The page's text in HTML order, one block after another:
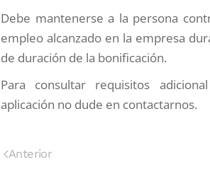
Debe mantenerse a la persona
empleo alcanzado en la empresa
de duración de la bonificación.
Para consultar requisitos
aplicación no dude en contactarnos.
Anterior